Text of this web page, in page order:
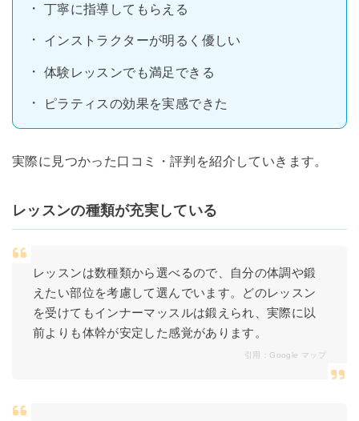
丁寧に指導してもらえる
インストラクターが明るく優しい
体験レッスンでも満足できる
ピラティスの効果を実感できた
実際に見つかった口コミ・評判を紹介していきます。
レッスンの種類が充実している
レッスンは数種類から選べるので、自分の体調や鍛
えたい部位を考慮して選んでいます。どのレッスン
を受けてもインナーマッスルは鍛えられ、実際に以
前よりも体幹が安定した感覚があります。
引用： Google マップ